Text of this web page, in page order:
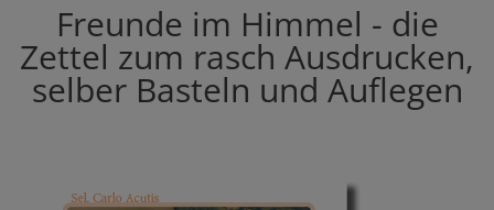
Freunde im Himmel - die
Zettel zum rasch Ausdrucken,
selber Basteln und Auflegen